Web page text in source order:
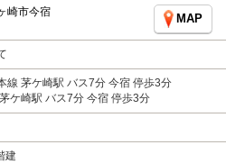
崎市今宿
MAP
線 茅ケ崎駅 バス7分 今宿 停歩3分
ケ崎駅 バス7分 今宿 停歩3分
建